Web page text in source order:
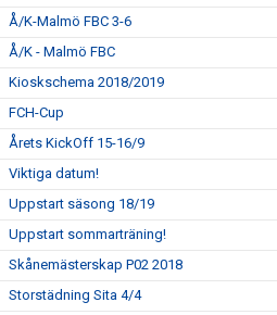
Å/K-Malmö FBC 3-6
Å/K - Malmö FBC
Kioskschema 2018/2019
FCH-Cup
Årets KickOff 15-16/9
Viktiga datum!
Uppstart säsong 18/19
Uppstart sommarträning!
Skånemästerskap P02 2018
Storstädning Sita 4/4